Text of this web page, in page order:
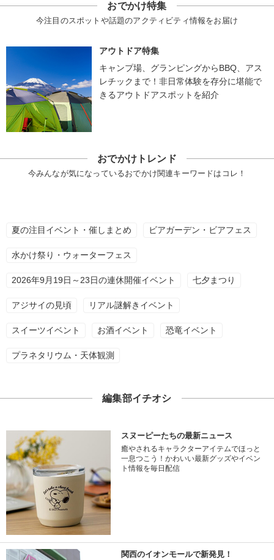
おでかけ特集
今注目のスポットや話題のアクティビティ情報をお届け
アウトドア特集
キャンプ場、グランピングからBBQ、アス
レチックまで！非日常体験を存分に堪能で
きるアウトドアスポットを紹介
おでかけトレンド
今みんなが気になっているおでかけ関連キーワードはコレ！
夏の注目イベント・催しまとめ ビアガーデン・ビアフェス
水かけ祭り・ウォーターフェス
2026年9月19日～23日の連休開催イベント 七夕まつり
アジサイの見頃 リアル謎解きイベント
スイーツイベント お酒イベント 恐竜イベント
プラネタリウム・天体観測
編集部イチオシ
スヌーピーたちの最新ニュース
癒やされるキャラクターアイテムでほっと
一息つこう！かわいい最新グッズやイベン
ト情報を毎日配信
関西のイオンモールで新発見！